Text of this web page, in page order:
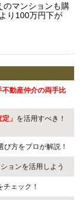
のマンションも購
り100万円下が
不動産仲介の両手比
」 を活用すべき！
び方をプロが解説！
ョンを活用しよう
チェック！